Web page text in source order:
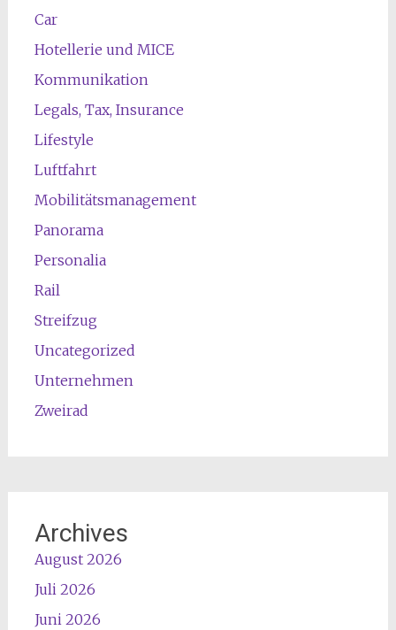
Car
Hotellerie und MICE
Kommunikation
Legals, Tax, Insurance
Lifestyle
Luftfahrt
Mobilitätsmanagement
Panorama
Personalia
Rail
Streifzug
Uncategorized
Unternehmen
Zweirad
Archives
August 2026
Juli 2026
Juni 2026